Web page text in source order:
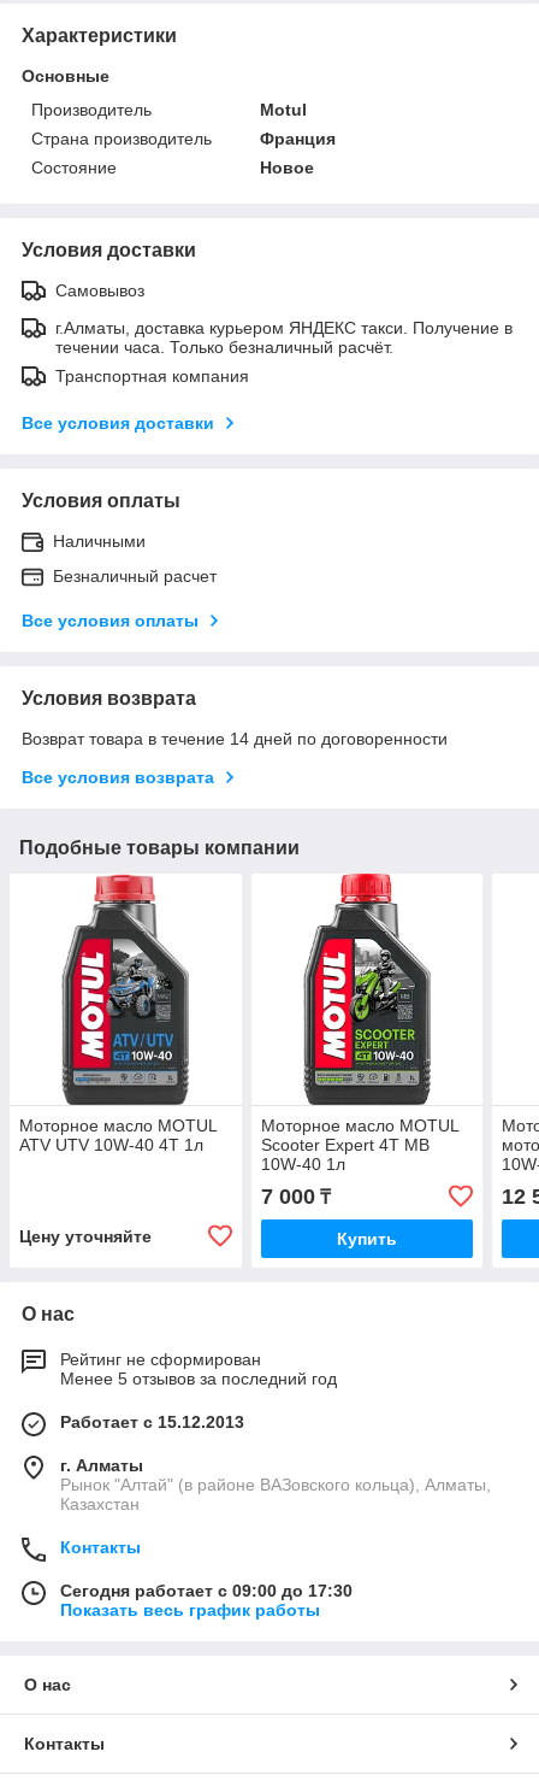
Характеристики
Основные
Производитель
Motul
Страна производитель
Франция
Состояние
Новое
Условия доставки
Самовывоз
г.Алматы, доставка курьером ЯНДЕКС такси. Получение в
течении часа. Только безналичный расчёт.
Транспортная компания
Все условия доставки
Условия оплаты
Наличными
Безналичный расчет
Все условия оплаты
Условия возврата
Возврат товара в течение 14 дней по договоренности
Все условия возврата
Подобные товары компании
Моторное масло MOTUL
ATV UTV 10W-40 4T 1л
Цену уточняйте
Моторное масло MOTUL
Scooter Expert 4T MB
10W-40 1л
7 000₸
Купить
12
О нас
Рейтинг не сформирован
Менее 5 отзывов за последний год
Работает с 15.12.2013
г. Алматы
Рынок "Алтай" (в районе ВАЗовского кольца), Алматы,
Казахстан
Контакты
Сегодня работает с 09:00 до 17:30
Показать весь график работы
О нас
Контакты